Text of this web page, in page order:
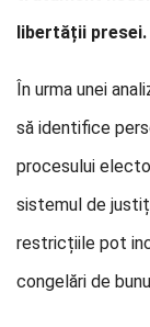
libertății presei.
În urma unei
să identifice
procesului
sistemul de
restricțiile pot
congelări de